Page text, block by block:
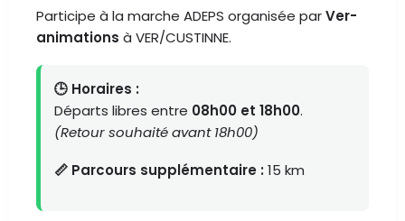
Participe à la marche ADEPS organisée parVer-
animations à VER/CUSTINNE.
🕒 Horaires :
Départs libres entre 08h00 et 18h00.
(Retour souhaité avant 18h00)
📏 Parcours supplémentaire :15 km